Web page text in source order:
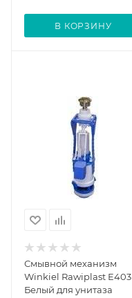
В КОРЗИНУ
Смывной механизм
Winkiel Rawiplast E403
Белый для унитаза